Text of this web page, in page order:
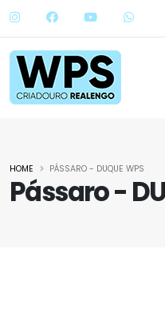
Pássaro -
HOME PÁSSARO - DUQUE WPS